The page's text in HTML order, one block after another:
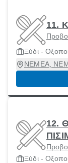
11.
Ξύδι -
ΝΕΜΕΑ,
12.
Ξύδι -